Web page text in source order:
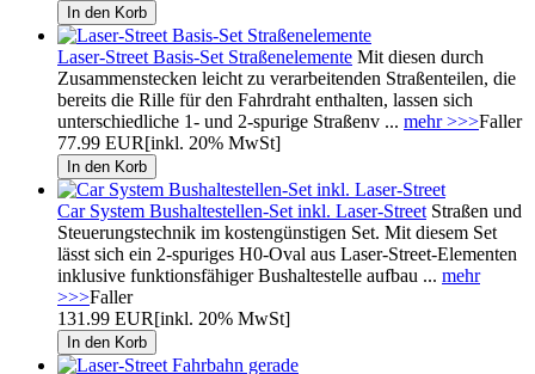
Laser-Street Basis-Set Straßenelemente Mit diesen durch
Zusammenstecken leicht zu verarbeitenden Straßenteilen, die
bereits die Rille für den Fahrdraht enthalten, lassen sich
unterschiedliche 1- und 2-spurige Straßenv ... mehr >>>Faller
77.99 EUR[inkl. 20% MwSt]
Car System Bushaltestellen-Set inkl. Laser-Street Straßen und
Steuerungstechnik im kostengünstigen Set. Mit diesem Set
lässt sich ein 2-spuriges H0-Oval aus Laser-Street-Elementen
inklusive funktionsfähiger Bushaltestelle aufbau ... mehr
>>>Faller
131.99 EUR[inkl. 20% MwSt]